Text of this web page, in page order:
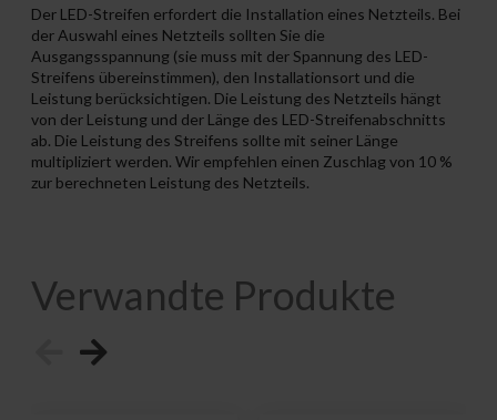
Der LED-Streifen erfordert die Installation eines Netzteils. Bei
der Auswahl eines Netzteils sollten Sie die
Ausgangsspannung (sie muss mit der Spannung des LED-
Streifens übereinstimmen), den Installationsort und die
Leistung berücksichtigen. Die Leistung des Netzteils hängt
von der Leistung und der Länge des LED-Streifenabschnitts
ab. Die Leistung des Streifens sollte mit seiner Länge
multipliziert werden. Wir empfehlen einen Zuschlag von 10 %
zur berechneten Leistung des Netzteils.
Verwandte Produkte